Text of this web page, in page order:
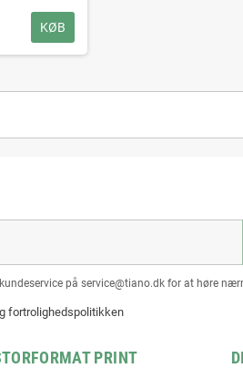
KØB
på service@tiano.dk for at høre
fortrolighedspolitikken
PRINT